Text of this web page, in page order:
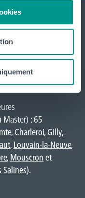
Master) : 65
, Charleroi, Gilly,
, Louvain-la-Neuve,
, Mouscron et
Salines).